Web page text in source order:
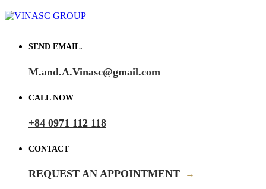
SEND EMAIL.
M.and.A.Vinasc@gmail.com
CALL NOW
+84 0971 112 118
CONTACT
REQUEST AN APPOINTMENT →